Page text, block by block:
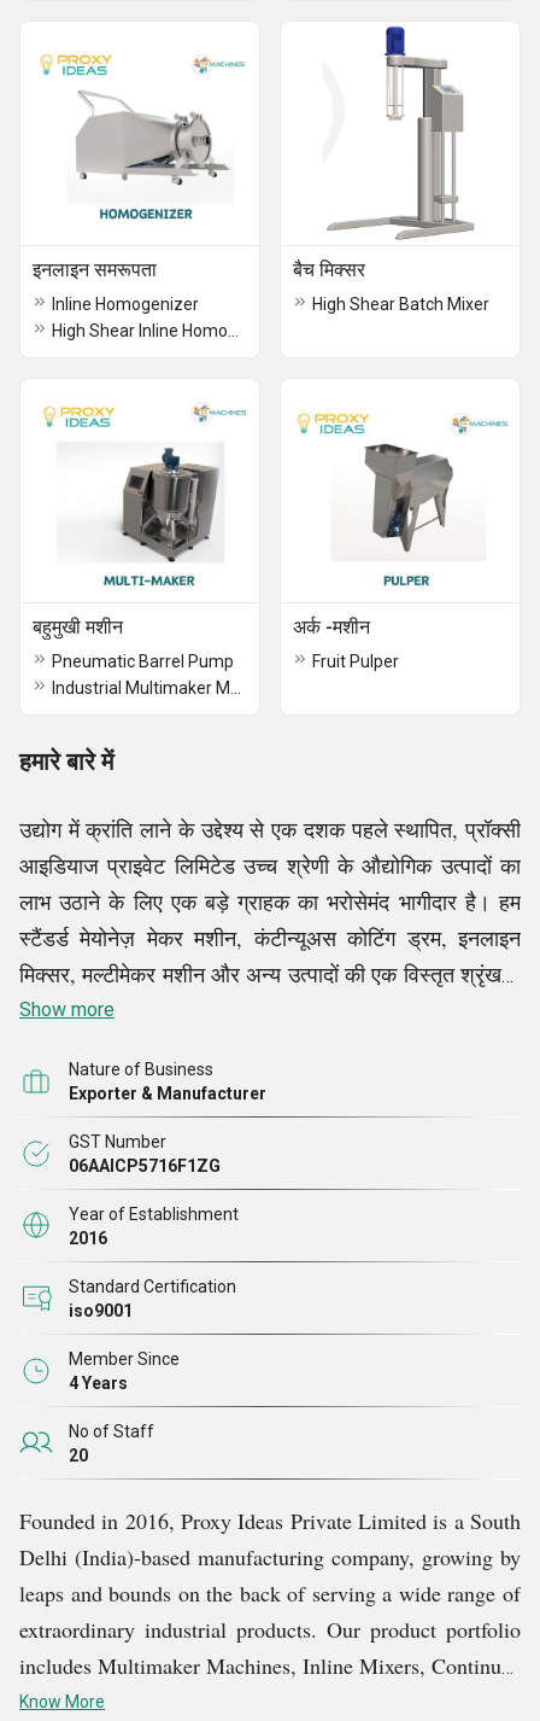
इनलाइन समरूपता
Inline Homogenizer
बैच मिक्सर
High Shear Batch Mixer
बहुमुखी मशीन
Pneumatic Barrel Pump
अर्क -मशीन
Fruit Pulper
हमारे बारे में
उद्योग में क्रांति लाने के उद्देश्य से एक दशक पहले स्थापित, प्रॉक्सी
आइडियाज प्राइवेट लिमिटेड उच्च श्रेणी के औद्योगिक उत्पादों का
लाभ उठाने के लिए एक बड़े ग्राहक का भरोसेमंद भागीदार है। हम
स्टैंडर्ड मेयोनेज़ मेकर मशीन, कंटीन्यूअस कोटिंग ड्रम, इनलाइन
मिक्सर, मल्टीमेकर मशीन और अन्य उत्पादों की एक विस्तृत श्रृंखला
के विशेषज्ञ हैं। गुणवत्ता में बेहतरीन के रूप में परिभाषित, हमारे सभी
व्यापक दृष्टिकोण हमें अपने ग्राहकों को प्रभावित करने और उनके
साथ दीर्घकालिक संबंध बनाने में मदद करता है।
आज, हमारे परिवार में 1,000 से अधिक ग्राहक हैं जो देश के विभिन्न
क्षेत्रों में रहते हैं। हर गुजरते साल के साथ, संख्या बढ़ रही है, और
हम विश्वसनीय और उल्लेखनीय निर्माताओं और आपूर्तिकर्ताओं के रूप
में देशव्यापी ख्याति प्राप्त कर रहे हैं। भविष्य में, हम अपनी सभी
सेवाओं और उत्पादों में विश्वसनीयता और गुणवत्ता के इष्टतम मानकों
को बनाए रखने के लिए प्रतिबद्ध हैं, जो हमारे ग्राहकों को उनके
निवेश के लिए सर्वोत्तम मूल्य प्रदान करते हैं।
Show more
Nature of Business
Exporter & Manufacturer
GST Number
06AAICP5716F1ZG
Year of Establishment
2016
Standard Certification
iso9001
Member Since
4 Years
No of Staff
20
Founded in 2016, Proxy Ideas Private Limited is a South
Delhi (India)-based manufacturing company, growing by
leaps and bounds on the back of serving a wide range of
extraordinary industrial products. Our product portfolio
includes Multimaker Machines, Inline Mixers, Continuos
Coating Drums, Standard Mayonnaise Maker Machines,
Know More